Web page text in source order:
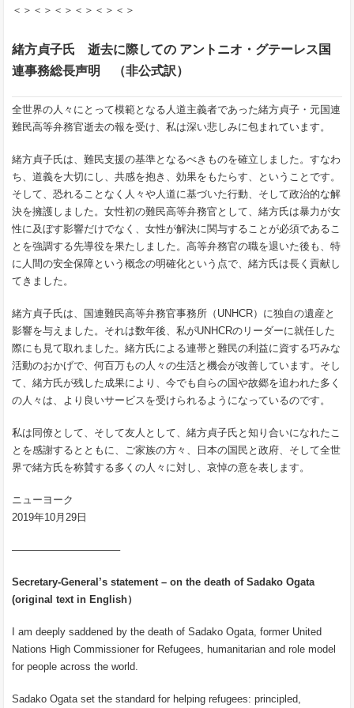
＜＞＜＞＜＞＜＞＜＞＜＞
緒方貞子氏 逝去に際しての アントニオ・グテーレス国
連事務総長声明 （非公式訳）
全世界の人々にとって模範となる人道主義者であった緒方貞子・元国連
難民高等弁務官逝去の報を受け、私は深い悲しみに包まれています。
緒方貞子氏は、難民支援の基準となるべきものを確立しました。すなわ
ち、道義を大切にし、共感を抱き、効果をもたらす、ということです。
そして、恐れることなく人々や人道に基づいた行動、そして政治的な解
決を擁護しました。女性初の難民高等弁務官として、緒方氏は暴力が女
性に及ぼす影響だけでなく、女性が解決に関与することが必須であるこ
とを強調する先導役を果たしました。高等弁務官の職を退いた後も、特
に人間の安全保障という概念の明確化という点で、緒方氏は長く貢献し
てきました。
緒方貞子氏は、国連難民高等弁務官事務所（UNHCR）に独自の遺産と
影響を与えました。それは数年後、私がUNHCRのリーダーに就任した
際にも見て取れました。緒方氏による連帯と難民の利益に資する巧みな
活動のおかげで、何百万もの人々の生活と機会が改善しています。そし
て、緒方氏が残した成果により、今でも自らの国や故郷を追われた多く
の人々は、より良いサービスを受けられるようになっているのです。
私は同僚として、そして友人として、緒方貞子氏と知り合いになれたこ
とを感謝するとともに、ご家族の方々、日本の国民と政府、そして全世
界で緒方氏を称賛する多くの人々に対し、哀悼の意を表します。
ニューヨーク
2019年10月29日
——————————–
Secretary-General’s statement – on the death of Sadako Ogata
(original text in English）
I am deeply saddened by the death of Sadako Ogata, former United
Nations High Commissioner for Refugees, humanitarian and role model
for people across the world.
Sadako Ogata set the standard for helping refugees: principled,